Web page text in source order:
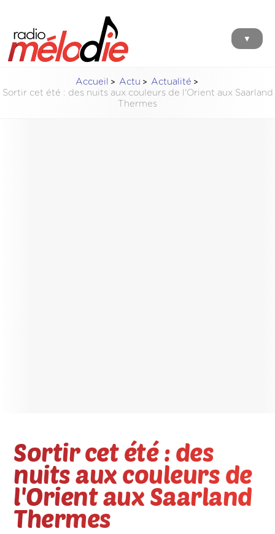
▼
Accueil Actu
Actualité
Sortir cet été : des nuits aux couleurs de l'Orient aux Saarland
Thermes
Sortir cet été : des
nuits aux couleurs de
l'Orient aux Saarland
Thermes